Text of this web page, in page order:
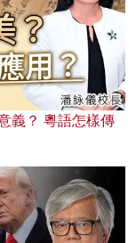
義？ 粵語怎樣傳